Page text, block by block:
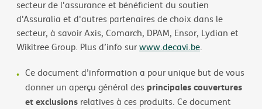
secteur de l'assurance et bénéficient du soutien
d'Assuralia et d'autres partenaires de choix dans le
secteur, à savoir Axis, Comarch, DPAM, Ensor, Lydian et
Wikitree Group. Plus d’info surwww.decavi.be.
Ce document d’information a pour unique but de vous
donner un aperçu général des principales couvertures
et exclusions relatives à ces produits. Ce document